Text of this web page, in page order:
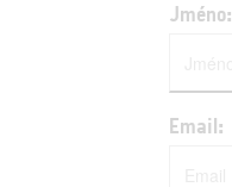
Jméno:
Email: